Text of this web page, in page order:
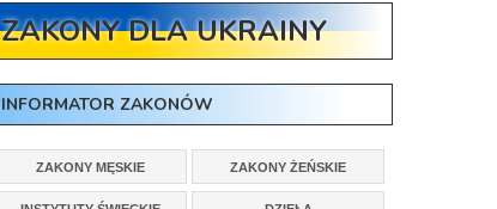
ZAKONY DLA UKRAINY
INFORMATOR ZAKONÓW
ZAKONY MĘSKIE ZAKONY ŻEŃSKIE